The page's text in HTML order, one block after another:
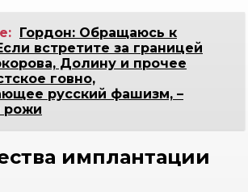
Гордон: Обращаюсь к
встретите за границей
Долину и прочее
говно,
русский фашизм, –
рожи
имплантации